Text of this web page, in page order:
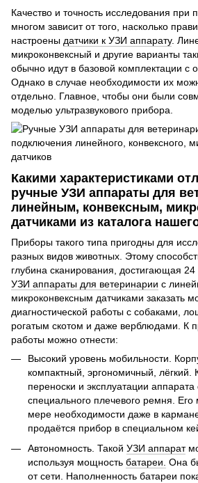
Качество и точность исследования при
многом зависит от того, насколько
настроены датчики к УЗИ аппарату.
микроконвексный и другие варианты
обычно идут в базовой комплектации с
Однако в случае необходимости их
отдельно. Главное, чтобы они были
моделью ультразвукового прибора.
Какими характеристиками
ручные УЗИ аппараты для
линейным, конвексным,
датчиками из каталога
Приборы такого типа пригодны для
разных видов животных. Этому
глубина сканирования, достигающая
УЗИ аппараты для ветеринарии с
микроконвексным датчиками заказать
диагностической работы с собаками,
рогатым скотом и даже верблюдами. К
работы можно отнести:
Высокий уровень мобильности.
компактный, эргономичный, лёгкий.
переноски и эксплуатации аппарата
специального плечевого ремня.
мере необходимости даже в
продаётся прибор в специальном
Автономность. Такой УЗИ аппарат
используя мощность батареи. Она
от сети. Наполненность батареи